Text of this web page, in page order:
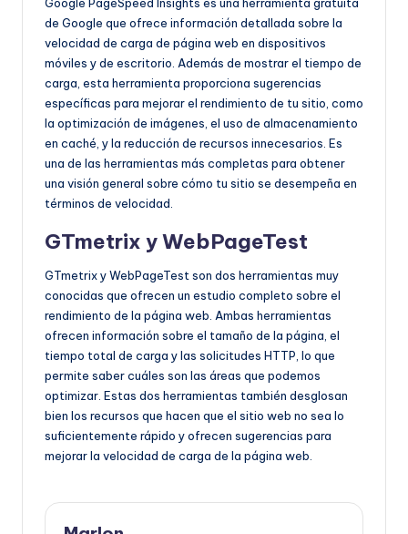
de Google que ofrece información detallada sobre la
velocidad de carga de página web en dispositivos
móviles y de escritorio. Además de mostrar el tiempo de
carga, esta herramienta proporciona sugerencias
específicas para mejorar el rendimiento de tu sitio, como
la optimización de imágenes, el uso de almacenamiento
en caché, y la reducción de recursos innecesarios. Es
una de las herramientas más completas para obtener
una visión general sobre cómo tu sitio se desempeña en
términos de velocidad.
GTmetrix y WebPageTest
GTmetrix y WebPageTest son dos herramientas muy
conocidas que ofrecen un estudio completo sobre el
rendimiento de la página web. Ambas herramientas
ofrecen información sobre el tamaño de la página el
tiempo total de carga y las solicitudes HTTP, lo que
permite sabercuáles son las áreas que podemos
optimizar Estas dos herramientas también desglosan
bien los recursos que hacen que el sitio web no sea lo
suficientemente rápido yofrecen sugerencias para
mejorar la velocidad de carga de la página web.